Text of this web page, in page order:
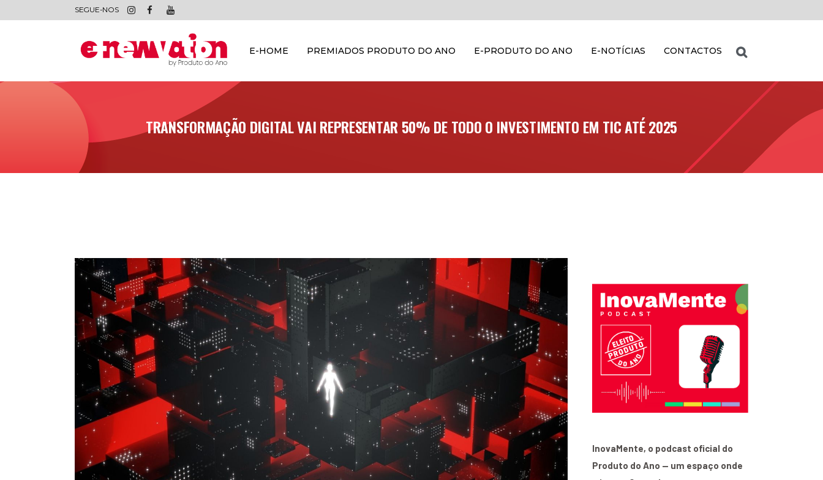
SEGUE-NOS
E-HOME PREMIADOS PRODUTO DO ANO E-PRODUTO DO ANO E-NOTÍCIAS CONTACTOS
TRANSFORMAÇÃO DIGITAL VAI REPRESENTAR 50% DE TODO O INVESTIMENTO EM TIC ATÉ 2025
InovaMente, o podcast oficial do
Produto do Ano — um espaço onde